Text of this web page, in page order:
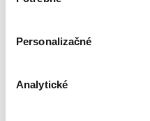
Personalizačné
Analytické
Najlacnejšie